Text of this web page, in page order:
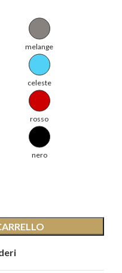
melange
celeste
rosso
nero